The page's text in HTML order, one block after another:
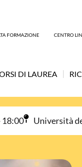
FORMAZIONE CENTRO
DI LAUREA
18:00 Università